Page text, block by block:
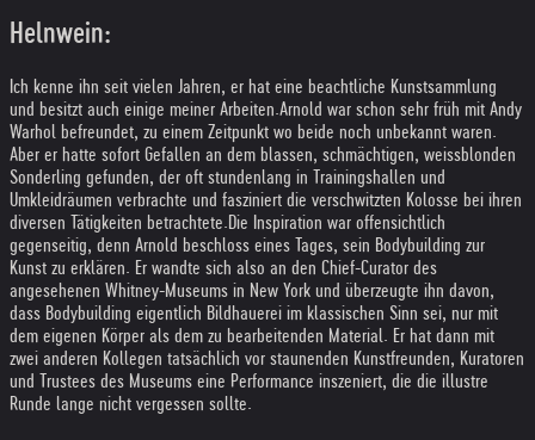
Helnwein:
Ich kenne ihn seit vielen Jahren, er hat eine beachtliche Kunstsammlung
und besitzt auch einige meiner Arbeiten.Arnold war schon sehr früh mit Andy
Warhol befreundet, zu einem Zeitpunkt wo beide noch unbekannt waren.
Aber er hatte sofort Gefallen an dem blassen, schmächtigen, weissblonden
Sonderling gefunden, der oft stundenlang in Trainingshallen und
Umkleidräumen verbrachte und fasziniert die verschwitzten Kolosse bei ihren
diversen Tätigkeiten betrachtete. Die Inspiration war offensichtlich
gegenseitig, denn Arnold beschloss eines Tages, sein Bodybuilding zur
Kunst zu erklären. Er wandte sich also an den Chief-Curator des
angesehenen Whitney-Museums in New York und überzeugte ihn davon,
dass Bodybuilding eigentlich Bildhauerei im klassischen Sinn sei, nur mit
dem eigenen Körper als dem zu bearbeitenden Material. Er hat dann mit
zwei anderen Kollegen tatsächlich vor staunenden Kunstfreunden, Kuratoren
und Trustees des Museums eine Performance inszeniert, die die illustre
Runde lange nicht vergessen sollte.